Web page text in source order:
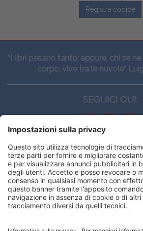
Registra codice
“I libri pesano tanto: eppure, chi se
corpo, vive tra le nuvole”
SEGUICI QUI:
CONTATTI
Edi.Ermes srl
Viale E. Forlanini, 21 -
(+39)027021121
E-mail:eeinfo@eenet.it
offrirti la migliore